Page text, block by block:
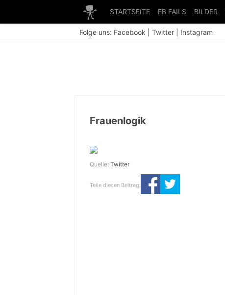
STARTSEITE FB FAILS BILDER
Folge uns: Facebook Twitter Instagram
Frauenlogik
Quelle: Twitter
Teile diesen Beitrag: